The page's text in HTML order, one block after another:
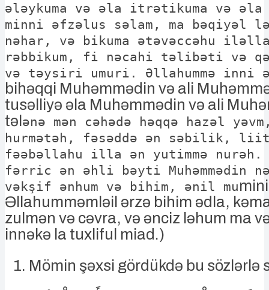
ələykuma və əla itrətikuma və əla
minni əfzəlus səlam, ma bəqiyəl
nəhar, və bikuma ətəvəccəhu
rəbbikum, fi nəcahi təlibəti və
və təysiri umuri. Əllahummə inni
bihəqqi Muhəmmədin və ali
tusəlliyə əla Muhəmmədin və ali
təl ənə mən cəhədə həqqə hazəl
hurmətəh, fəsəddə ən səbilik,
fəəbəllahu illa ən yutimmə nurəh.
fərric ən əhli bəyti Muhəmmədin
vəkşif ənhum və bihim, ənil mu
Əllahumməmləil ərzə bihim ədla,
zulmən və cəvra, və ənciz ləhum ma
innəkə la tuxliful miad.)
Mömin şəxsi gördükdə bu sözlərlə